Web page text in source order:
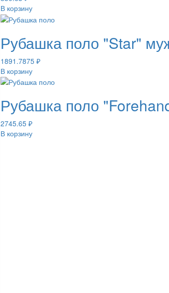
В корзину
Рубашка поло "Star"
1891.7875 ₽
В корзину
Рубашка поло
2745.65 ₽
В корзину